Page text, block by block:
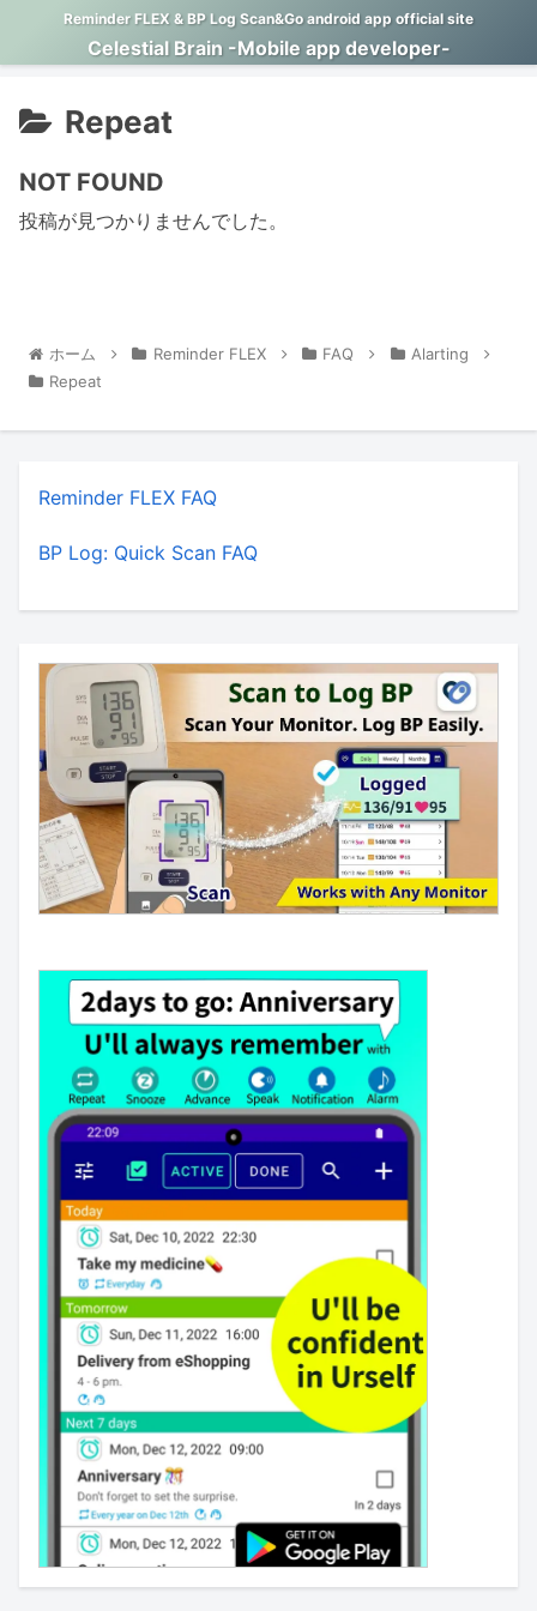
Reminder FLEX & BP Log Scan&Go android app official site
Celestial Brain -Mobile app developer-
Repeat
NOT FOUND
投稿が見つかりませんでした。
ホーム Reminder FLEX FAQ
Alarting
Repeat
Reminder FLEX FAQ
BP Log: Quick Scan FAQ